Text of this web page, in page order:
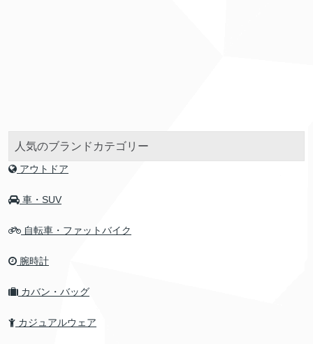
人気のブランドカテゴリー
アウトドア
車・SUV
自転車・ファットバイク
腕時計
カバン・バッグ
カジュアルウェア